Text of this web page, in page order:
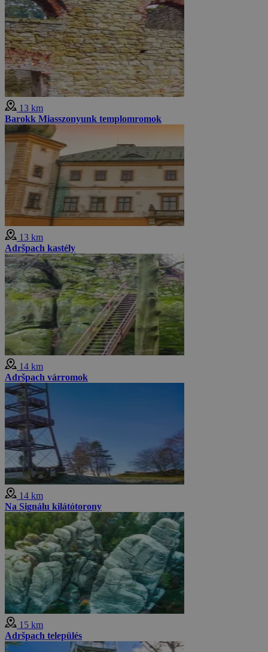
13 km
Barokk Miasszonyunk templomromok
13 km
Adršpach kastély
14 km
Adršpach várromok
14 km
Na Signálu kilátótorony
15 km
Adršpach település